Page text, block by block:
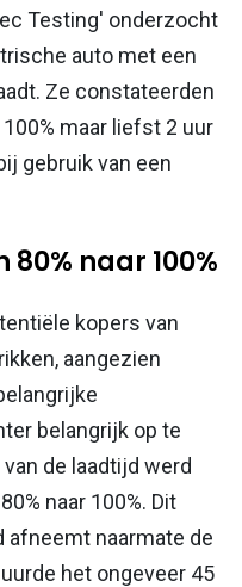
Testing' onderzocht
auto met een
Ze constateerden
maar liefst 2 uur
gebruik van een
naar 100%
kopers van
aangezien
belangrijk op te
de laadtijd werd
naar 100%. Dit
afneemt naarmate de
het ongeveer 45